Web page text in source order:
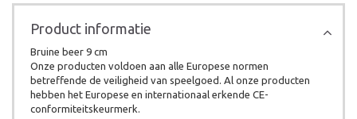
Product informatie
Bruine beer 9 cm
Onze producten voldoen aan alle Europese normen
betreffende de veiligheid van speelgoed. Al onze producten
hebben het Europese en internationaal erkende CE-
conformiteitskeurmerk.